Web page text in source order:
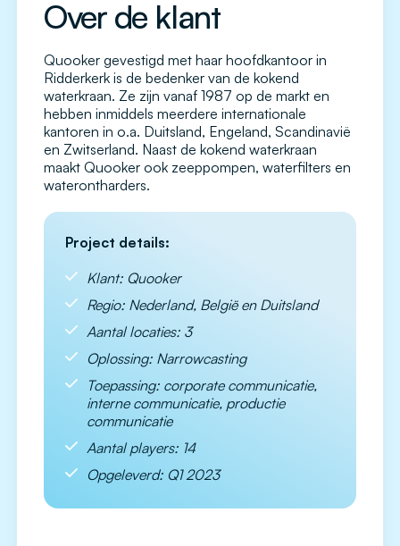
Over de klant
Quooker gevestigd met haar hoofdkantoor in
Ridderkerk is de bedenker van de kokend
waterkraan. Ze zijn vanaf 1987 op de markt en
hebben inmiddels meerdere internationale
kantoren in o.a. Duitsland, Engeland, Scandinavië
en Zwitserland. Naast de kokend waterkraan
maakt Quooker ook zeeppompen, waterfilters en
waterontharders.
Project details:
Klant: Quooker
Regio: Nederland, België en Duitsland
Aantal locaties: 3
Oplossing: Narrowcasting
Toepassing: corporate communicatie,
interne communicatie, productie
communicatie
Aantal players: 14
Opgeleverd: Q1 2023